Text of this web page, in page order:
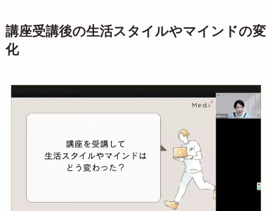
講座受講後の生活スタイルやマインドの変
化